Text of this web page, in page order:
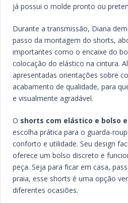
já possui o molde pronto ou
Durante a transmissão, Diana
passo da montagem do shorts,
importantes como o encaixe do
colocação do elástico na cintura.
apresentadas orientações sobre
acabamento de qualidade, para
e visualmente agradável.
O shorts com elástico e bolso
escolha prática para o guarda-
conforto e utilidade. Seu design
oferece um bolso discreto e
peça. Seja para ficar em casa,
praia, esse shorts é uma opção
diferentes ocasiões.